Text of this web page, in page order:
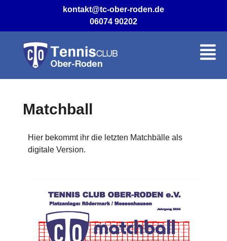
kontakt@tc-ober-roden.de
06074 90202
Matchball
Hier bekommt ihr die letzten Matchbälle als
digitale Version.